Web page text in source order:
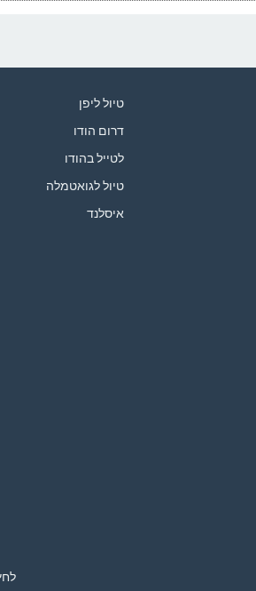
טיול ליפן
דרום הודו
לטייל בהודו
טיול לגואטמלה
איסלנד